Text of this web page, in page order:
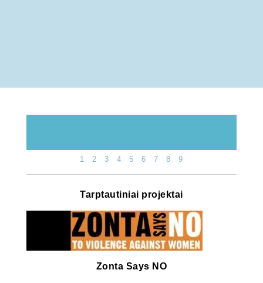
1 2 3 4 5 6 7 8 9
Tarptautiniai projektai
Zonta Says NO